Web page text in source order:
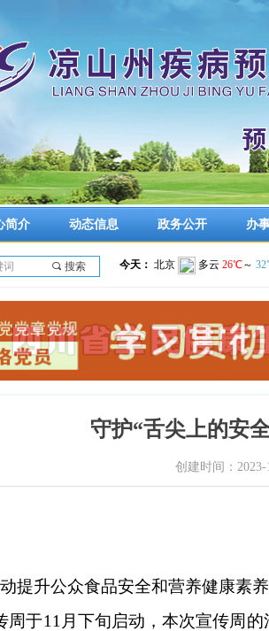
简介 动态信息 政务公开 办
끠 搜索
守护“舌尖上的安
创建时间： 2023-
提升公众食品安全和营养健康素
周于1 1 月下旬启动，本次宣传周